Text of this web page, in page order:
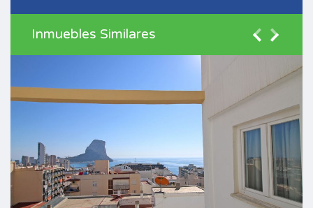
Inmuebles Similares